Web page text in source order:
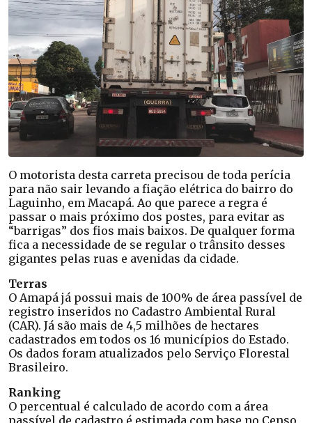
O motorista desta carreta precisou de toda perícia
para não sair levando a fiação elétrica do bairro do
Laguinho, em Macapá. Ao que parece a regra é
passar o mais próximo dos postes, para evitar as
“barrigas” dos fios mais baixos. De qualquer forma
fica a necessidade de se regular o trânsito desses
gigantes pelas ruas e avenidas da cidade.
Terras
O Amapá já possui mais de 100% de área passível de
registro inseridos no Cadastro Ambiental Rural
(CAR). Já são mais de 4,5 milhões de hectares
cadastrados em todos os 16 municípios do Estado.
Os dados foram atualizados pelo Serviço Florestal
Brasileiro.
Ranking
O percentual é calculado de acordo com a área
passível de cadastro é estimada com base no Censo